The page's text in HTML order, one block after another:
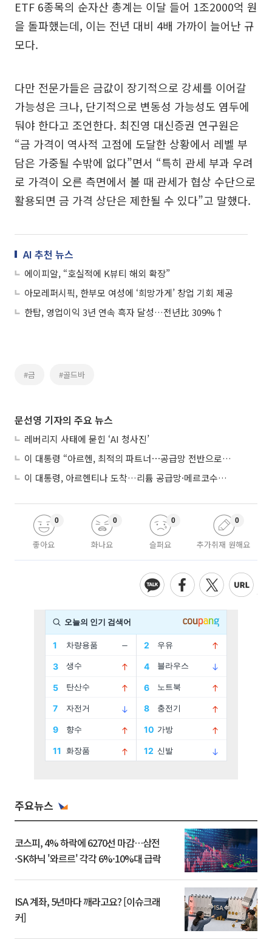
ETF 6종목의 순자산 총계는 이달 들어 1조2000억 원
을 돌파했는데, 이는 전년 대비 4배 가까이 늘어난 규
모다.
다만 전문가들은 금값이 장기적으로 강세를 이어갈
가능성은 크나, 단기적으로 변동성 가능성도 염두에
둬야 한다고 조언한다. 최진영 대신증권 연구원은
“금 가격이 역사적 고점에 도달한 상황에서 레벨 부
담은 가중될 수밖에 없다”면서 “특히 관세 부과 우려
로 가격이 오른 측면에서 볼 때 관세가 협상 수단으로
활용되면 금 가격 상단은 제한될 수 있다”고 말했다.
AI 추천 뉴스
에이피알, “호실적에 K뷰티 해외 확장”
아모레퍼시픽, 한부모 여성에 ‘희망가게’ 창업 기회 제공
한탑, 영업이익 3년 연속 흑자 달성…전년比 309%↑
#금 #골드바
문선영 기자의 주요 뉴스
레버리지 사태에 묻힌 ‘AI 청사진’
이 대통령 “아르헨, 최적의 파트너⋯공급망 전반으로 확대”
이 대통령, 아르헨티나 도착…리튬 공급망·메르코수르 협력 논의
좋아요
0
화나요
0
슬퍼요
0
추가취재 원해요
0
주요뉴스
코스피, 4% 하락에 6270선 마감…삼전
·SK하닉 '와르르' 각각 6%·10%대 급락
ISA 계좌, 5년마다 깨라고요? [이슈크래
커]